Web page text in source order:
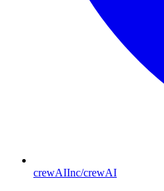
crewAIInc/crewAI